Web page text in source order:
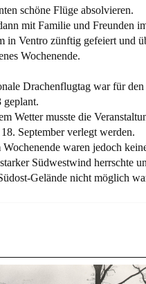
schöne Flüge absolvieren.
mit Familie und Freunden
in Ventro zünftig gefeiert und
Wochenende.
Drachenflugtag war für den
geplant.
Wetter musste die
September verlegt werden.
Wochenende waren jedoch
Südwestwind herrschte
Gelände nicht möglich